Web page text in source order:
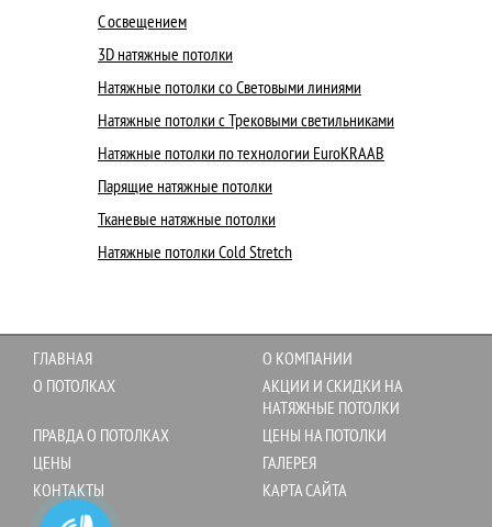
С освещением
3D натяжные потолки
Натяжные потолки со Световыми линиями
Натяжные потолки с Трековыми светильниками
Натяжные потолки по технологии EuroKRAAB
Парящие натяжные потолки
Тканевые натяжные потолки
Натяжные потолки Cold Stretch
ГЛАВНАЯ
О КОМПАНИИ
О ПОТОЛКАХ
АКЦИИ И СКИДКИ НА
НАТЯЖНЫЕ ПОТОЛКИ
ПРАВДА О ПОТОЛКАХ
ЦЕНЫ НА ПОТОЛКИ
ЦЕНЫ
ГАЛЕРЕЯ
КОНТАКТЫ
КАРТА САЙТА